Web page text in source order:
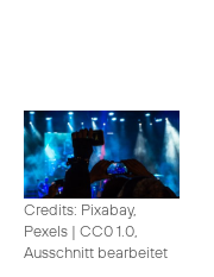
Credits: Pixabay,
Pexels | CC0 1.0,
Ausschnitt bearbeitet